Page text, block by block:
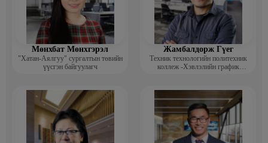
Мөнхбат Мөнхгэрэл
"Хатан-Аялгуу" сургалтын төвийн
үүсгэн байгуулагч
Жамбалдорж Гүег
Техник технологийн политехник
коллеж -Хэвлэлийн график